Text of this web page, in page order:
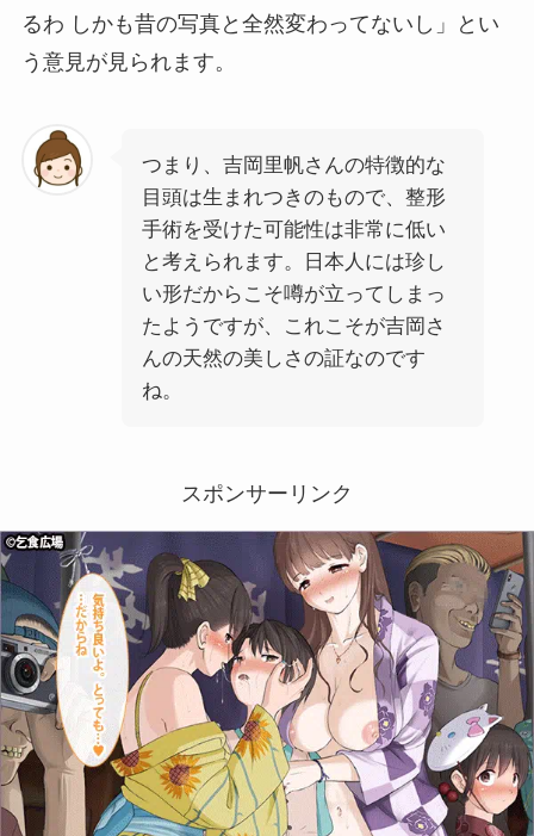
るわ しかも昔の写真と全然変わってないし」とい
う意見が見られます。
つまり、吉岡里帆さんの特徴的な
目頭は生まれつきのもので、整形
手術を受けた可能性は非常に低い
と考えられます。日本人には珍し
い形だからこそ噂が立ってしまっ
たようですが、これこそが吉岡さ
んの天然の美しさの証なのです
ね。
スポンサーリンク